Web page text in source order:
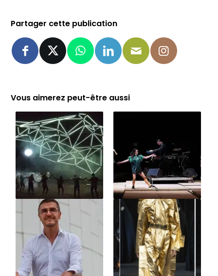
Partager cette publication
Vous aimerez peut-être aussi